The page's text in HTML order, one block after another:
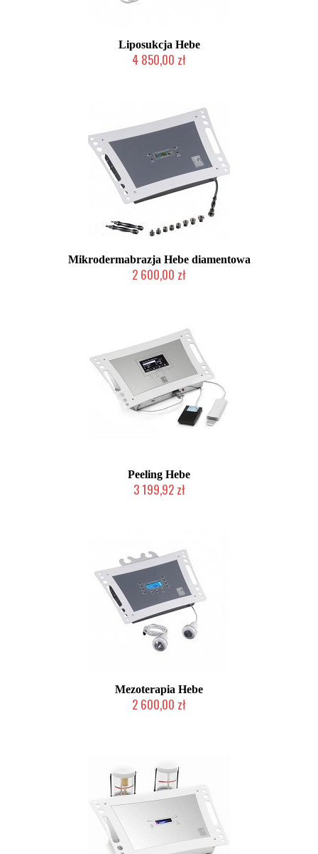
Liposukcja Hebe
4 850,00 zł
Mikrodermabrazja Hebe diamentowa
2 600,00 zł
Peeling Hebe
3 199,92 zł
Mezoterapia Hebe
2 600,00 zł